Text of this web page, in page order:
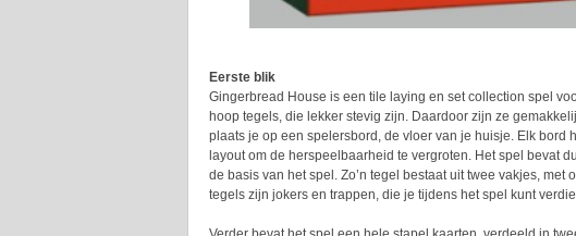
Eerste blik
Gingerbread House is een tile laying en set collection spel
hoop tegels, die lekker stevig zijn. Daardoor zijn ze
plaats je op een spelersbord, de vloer van je huisje. Elk bord
layout om de herspeelbaarheid te vergroten. Het spel bevat
de basis van het spel. Zo’n tegel bestaat uit twee vakjes,
tegels zijn jokers en trappen, die je tijdens het spel kunt